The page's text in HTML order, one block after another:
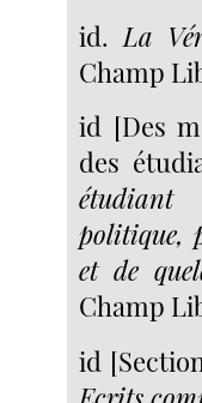
id. La
Champ
id [Des
des
étudiant
politique,
et de
Champ
id